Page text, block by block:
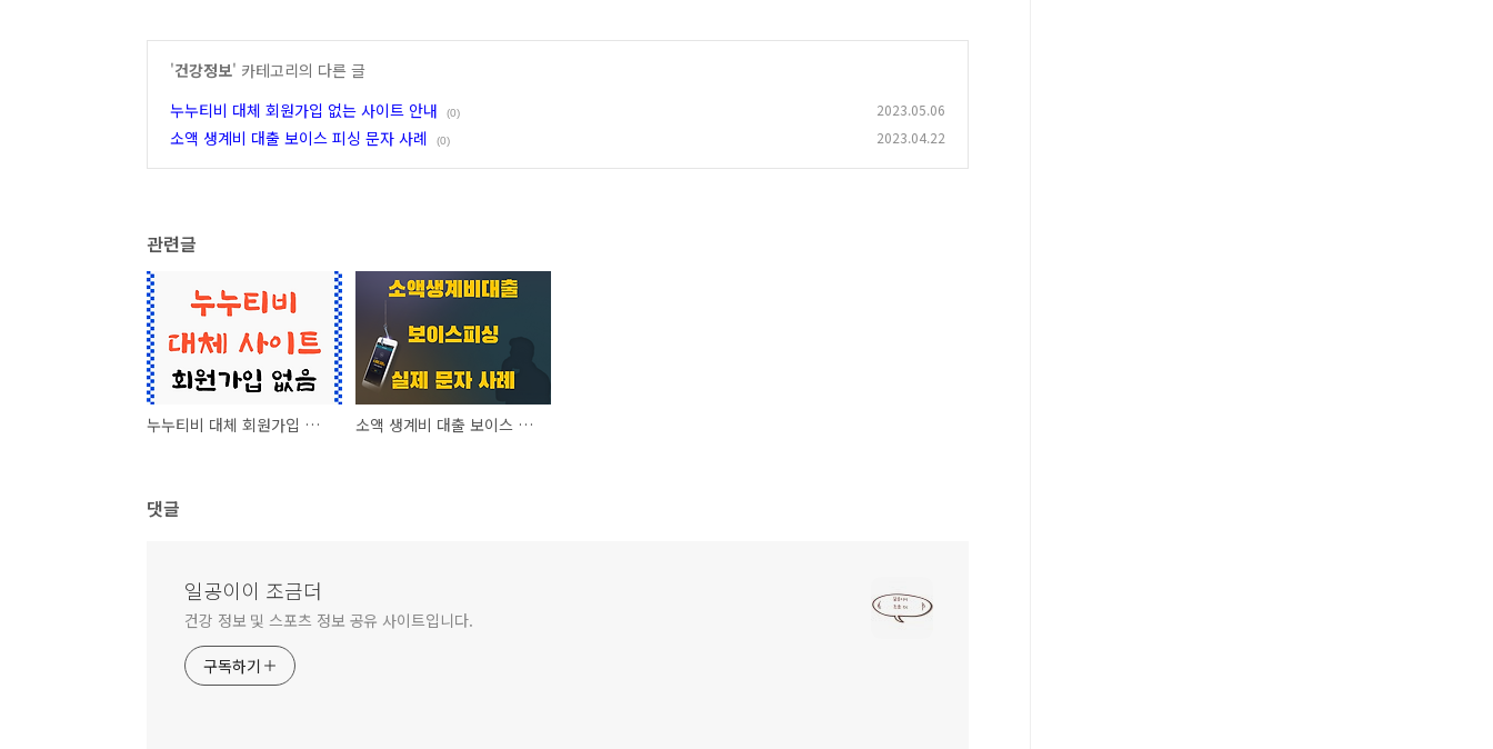
'건강정보' 카테고리의 다른 글
누누티비 대체 회원가입 없는 사이트 안내
(0) 2023.05.06
소액 생계비 대출 보이스 피싱 문자 사례 (0) 2023.04.22
관련글
누누티비 대체 회원가입 없는 사이트 안내 소액 생계비 대출 보이스 피싱 문자 사례
댓글
일공이이 조금더
건강 정보 및 스포츠 정보 공유 사이트입니다.
구독하기